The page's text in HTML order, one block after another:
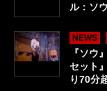
ル：ソ
NEWS
『ソウ
セット
り70分